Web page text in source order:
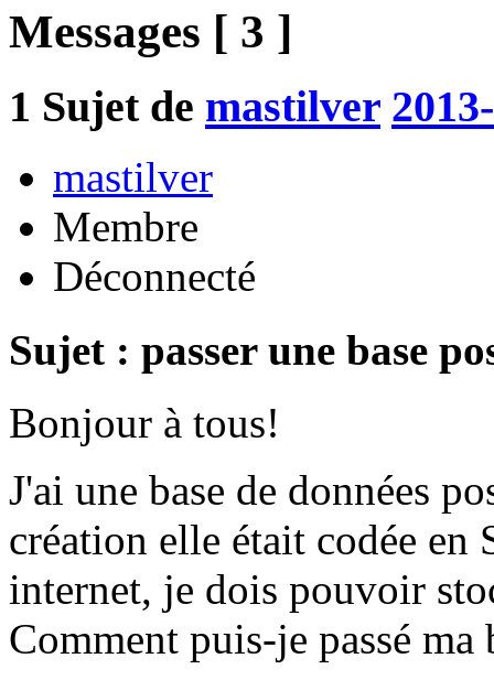
Messages [ 3 ]
1 Sujet de mastilver
mastilver
Membre
Déconnecté
Sujet : passer une base
Bonjour à tous!
J'ai une base de données
création elle était codée
internet, je dois pouvoir
Comment puis-je passé ma